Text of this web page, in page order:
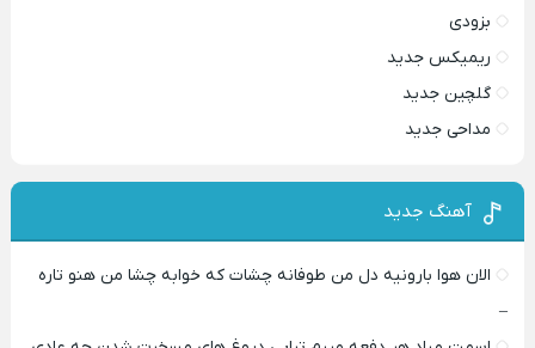
بزودی
ریمیکس جدید
گلچین جدید
مداحی جدید
آهنگ جدید
الان هوا بارونیه دل من طوفانه چشات که خوابه چشا من هنو تاره
–